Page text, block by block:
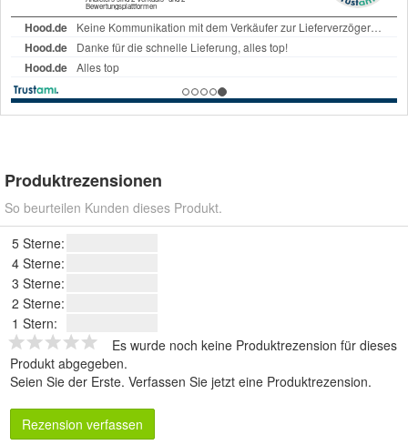
Produktrezensionen
So beurteilen Kunden dieses Produkt.
5 Sterne:
4 Sterne:
3 Sterne:
2 Sterne:
1 Stern:
Es wurde noch keine Produktrezension für dieses
Produkt abgegeben.
Seien Sie der Erste. Verfassen Sie jetzt eine Produktrezension.
Rezension verfassen